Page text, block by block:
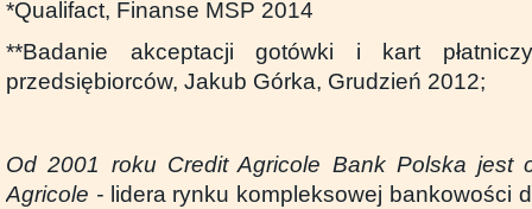
*Qualifact, Finanse MSP 2014
**Badanie akceptacji gotówki i kart
przedsiębiorców, Jakub Górka, Grudzień 2012;
Od 2001 roku Credit Agricole Bank Polska jest
Agricole - lidera rynku kompleksowej bankowości